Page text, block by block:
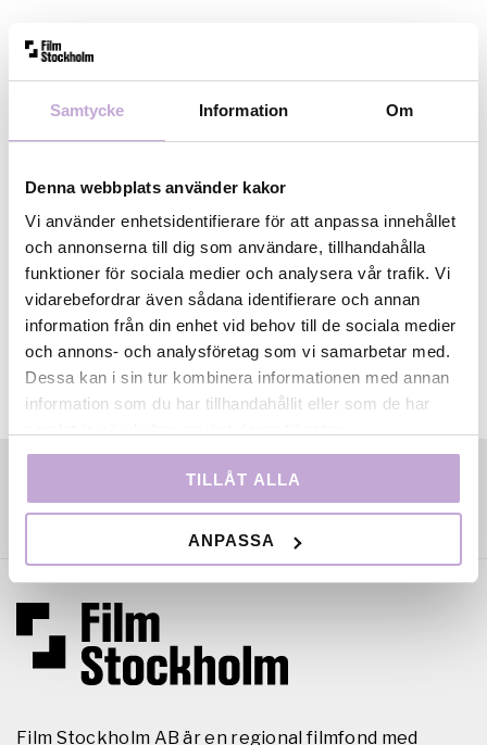
Samtycke Information Om
Denna webbplats använder kakor
Vi använder enhetsidentifierare för att anpassa innehållet
och annonserna till dig som användare, tillhandahålla
funktioner för sociala medier och analysera vår trafik. Vi
vidarebefordrar även sådana identifierare och annan
information från din enhet vid behov till de sociala medier
och annons- och analysföretag som vi samarbetar med.
Dessa kan i sin tur kombinera informationen med annan
information som du har tillhandahållit eller som de har
TILLÅT ALLA
ANPASSA
Ansökan till talangdagarna och pitchen görs
separat.Läs mer på Uppsala Kortfilmfestivals webb
Film Stockholm samverkar med Uppsala
Kortfilmspitch, som genomförs med stöd från
Svenska Filminstitutet.
Film Stockholm AB är en regional filmfond med